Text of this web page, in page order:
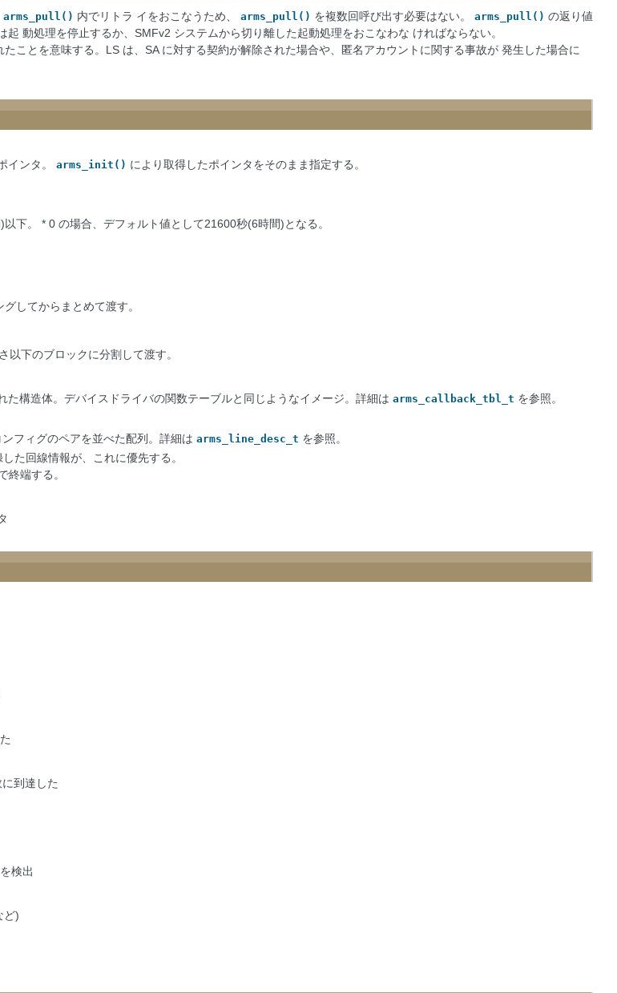
arms_pull() 内でリトラ イをおこなうため、 arms_pull() を複数回呼び出す必要はない。 arms_pull() の返り値
起 動処理を停止するか、SMFv2 システムから切り離した起動処理をおこなわな ければならない。
たことを意味する。LS は、SA に対する契約が解除された場合や、匿名アカウントに関する事故が 発生した場合に
インタ。 arms_init() により取得したポインタをそのまま指定する。
下。 * 0 の場合、デフォルト値として21600秒(6時間)となる。
してからまとめて渡す。
以下のブロックに分割して渡す。
た構造体。デバイスドライバの関数テーブルと同じようなイメージ。詳細は arms_callback_tbl_t を参照。
フィグのペアを並べた配列。詳細は arms_line_desc_t を参照。
た回線情報が、これに優先する。
終端する。
到達した
検出
ど)